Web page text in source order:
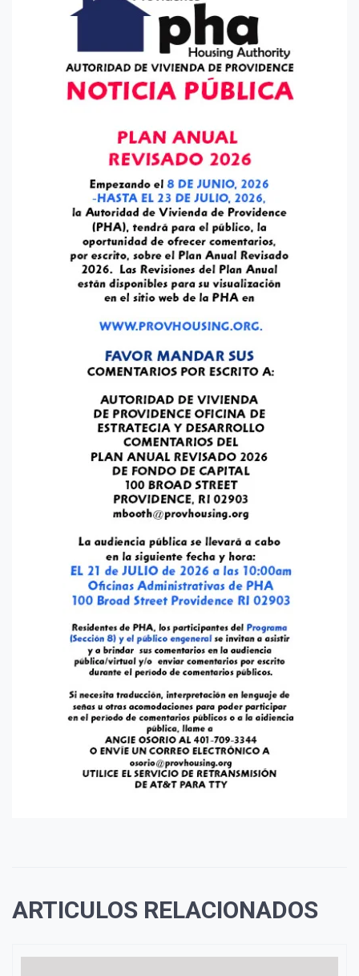
ARTICULOS RELACIONADOS